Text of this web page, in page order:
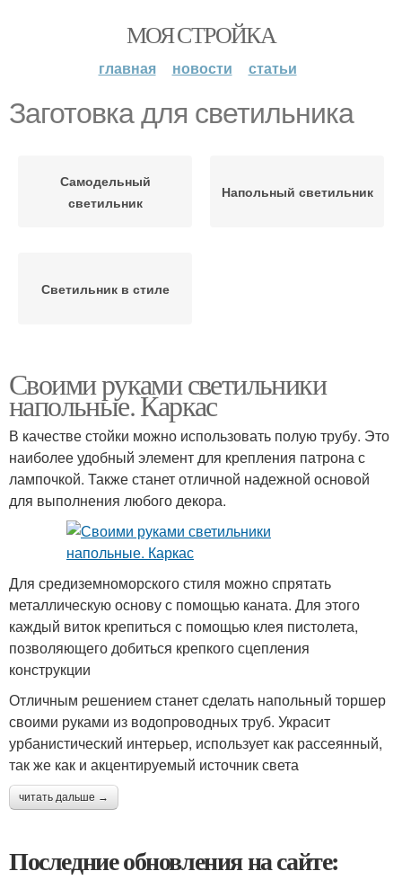
МОЯ СТРОЙКА
главная новости статьи
Заготовка для светильника
Самодельный
светильник
Напольный светильник
Светильник в стиле
Своими руками светильники
напольные. Каркас
В качестве стойки можно использовать полую трубу. Это
наиболее удобный элемент для крепления патрона с
лампочкой. Также станет отличной надежной основой
для выполнения любого декора.
Для средиземноморского стиля можно спрятать
металлическую основу с помощью каната. Для этого
каждый виток крепиться с помощью клея пистолета,
позволяющего добиться крепкого сцепления
конструкции
Отличным решением станет сделать напольный торшер
своими руками из водопроводных труб. Украсит
урбанистический интерьер, использует как рассеянный,
так же как и акцентируемый источник света
читать дальше →
Последние обновления на сайте: